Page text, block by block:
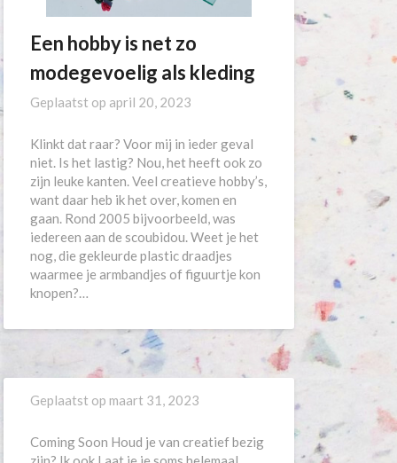
Een hobby is net zo
modegevoelig als kleding
Geplaatst op april 20, 2023
Klinkt dat raar? Voor mij in ieder geval
niet. Is het lastig? Nou, het heeft ook zo
zijn leuke kanten. Veel creatieve hobby’s,
want daar heb ik het over, komen en
gaan. Rond 2005 bijvoorbeeld, was
iedereen aan de scoubidou. Weet je het
nog, die gekleurde plastic draadjes
waarmee je armbandjes of figuurtje kon
knopen?…
Geplaatst op maart 31, 2023
Coming Soon Houd je van creatief bezig